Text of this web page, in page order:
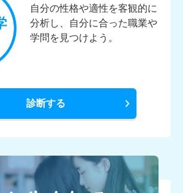
自分の性格や適性を客観的に
分析し、自分に合った職業や
学問を見つけよう。
診断する